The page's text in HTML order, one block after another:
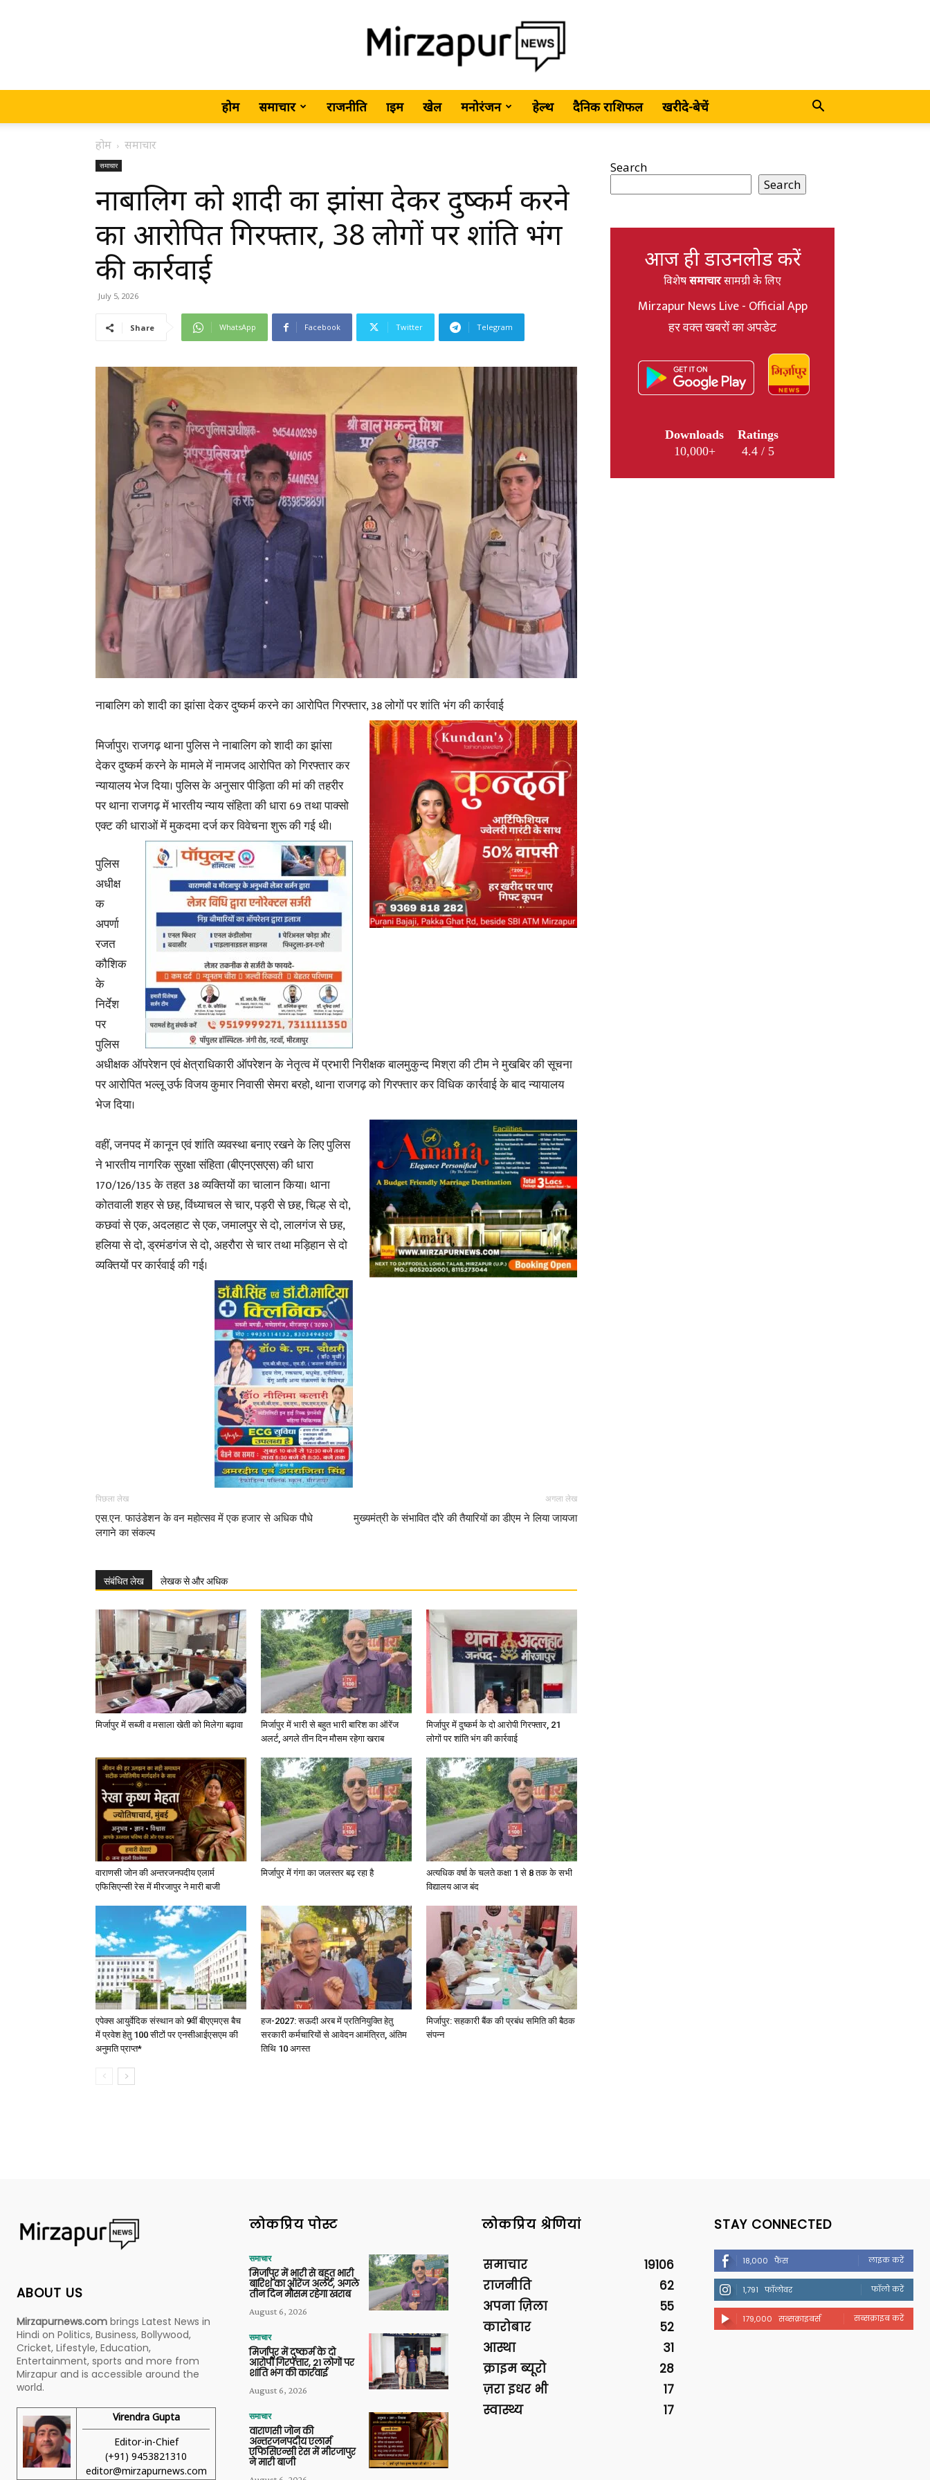
MirzapurNews.com
•
News,
Latest
News
in
Hindi,
Today
Hindi
होम समाचार राजनीति क्राइम खेल मनोरंजन हेल्थ दैनिक राशिफल खरीदे-बेचें
होम समाचार
समाचार
नाबालिग को शादी का झांसा देकर दुष्कर्म करने
का आरोपित गिरफ्तार, 38 लोगों पर शांति भंग
की कार्रवाई
July 5, 2026
Share WhatsApp Facebook Twitter Telegram
नाबालिग को शादी का झांसा देकर दुष्कर्म करने का आरोपित गिरफ्तार, 38 लोगों पर शांति भंग की कार्रवाई
मिर्जापुर। राजगढ़ थाना पुलिस ने नाबालिग को शादी का झांसा
देकर दुष्कर्म करने के मामले में नामजद आरोपित को गिरफ्तार कर
न्यायालय भेज दिया। पुलिस के अनुसार पीड़िता की मां की तहरीर
पर थाना राजगढ़ में भारतीय न्याय संहिता की धारा 69 तथा पाक्सो
एक्ट की धाराओं में मुकदमा दर्ज कर विवेचना शुरू की गई थी।
पुलिस
अधीक्ष
क
अपर्णा
रजत
कौशिक
के
निर्देश
पर
पुलिस
अधीक्षक ऑपरेशन एवं क्षेत्राधिकारी ऑपरेशन के नेतृत्व में प्रभारी निरीक्षक बालमुकुन्द मिश्रा की टीम ने मुखबिर की सूचना
पर आरोपित भल्लू उर्फ विजय कुमार निवासी सेमरा बरहो, थाना राजगढ़ को गिरफ्तार कर विधिक कार्रवाई के बाद न्यायालय
भेज दिया।
वहीं, जनपद में कानून एवं शांति व्यवस्था बनाए रखने के लिए पुलिस
ने भारतीय नागरिक सुरक्षा संहिता (बीएनएसएस) की धारा
170/126/135 के तहत 38 व्यक्तियों का चालान किया। थाना
कोतवाली शहर से छह, विंध्याचल से चार, पड़री से छह, चिल्ह से दो,
कछवां से एक, अदलहाट से एक, जमालपुर से दो, लालगंज से छह,
हलिया से दो, ड्रमंडगंज से दो, अहरौरा से चार तथा मड़िहान से दो
व्यक्तियों पर कार्रवाई की गई।
पिछला लेख
एस.एन. फाउंडेशन के वन महोत्सव में एक हजार से अधिक पौधे
लगाने का संकल्प
अगला लेख
मुख्यमंत्री के संभावित दौरे की तैयारियों का डीएम ने लिया जायजा
संबंधित लेख लेखक से और अधिक
मिर्जापुर में सब्जी व मसाला खेती को मिलेगा बढ़ावा
मिर्जापुर में भारी से बहुत भारी बारिश का ऑरेंज
अलर्ट, अगले तीन दिन मौसम रहेगा खराब
मिर्जापुर में दुष्कर्म के दो आरोपी गिरफ्तार, 21
लोगों पर शांति भंग की कार्रवाई
वाराणसी जोन की अन्तरजनपदीय एलार्म
एफिसिएन्सी रेस में मीरजापुर ने मारी बाजी
मिर्जापुर में गंगा का जलस्तर बढ़ रहा है
अत्यधिक वर्षा के चलते कक्षा 1 से 8 तक के सभी
विद्यालय आज बंद
एपेक्स आयुर्वेदिक संस्थान को 9वीं बीएएमएस बैच
में प्रवेश हेतु 100 सीटों पर एनसीआईएसएम की
अनुमति प्राप्त*
हज-2027: सऊदी अरब में प्रतिनियुक्ति हेतु
सरकारी कर्मचारियों से आवेदन आमंत्रित, अंतिम
तिथि 10 अगस्त
मिर्जापुर: सहकारी बैंक की प्रबंध समिति की बैठक
संपन्न
Search
Search
आज ही डाउनलोड करें
विशेषसमाचारसामग्री के लिए
Mirzapur News Live - Official App
हर वक्त खबरों का अपडेट
Downloads
10,000+
Ratings
4.4 / 5
ABOUT US
Mirzapurnews.com brings Latest News in
Hindi on Politics, Business, Bollywood,
Cricket, Lifestyle, Education,
Entertainment, sports and more from
Mirzapur and is accessible around the
world.
Virendra Gupta
Editor-in-Chief
(+91) 9453821310
editor@mirzapurnews.com
लोकप्रिय पोस्ट
समाचार
मिर्जापुर में भारी से बहुत भारी
बारिश का ऑरेंज अलर्ट, अगले
तीन दिन मौसम रहेगा खराब
August 6, 2026
समाचार
मिर्जापुर में दुष्कर्म के दो
आरोपी गिरफ्तार, 21 लोगों पर
शांति भंग की कार्रवाई
August 6, 2026
समाचार
वाराणसी जोन की
अन्तरजनपदीय एलार्म
एफिसिएन्सी रेस में मीरजापुर
ने मारी बाजी
लोकप्रिय श्रेणियां
समाचार
19106
राजनीति
62
अपना ज़िला
55
कारोबार
52
आस्था
31
क्राइम ब्यूरो
28
ज़रा इधर भी
17
स्वास्थ्य
17
STAY CONNECTED
18,000 फैंस लाइक करें
1,791 फॉलोवर फॉलो करें
179,000 सब्सक्राइबर्स सब्सक्राइब करें